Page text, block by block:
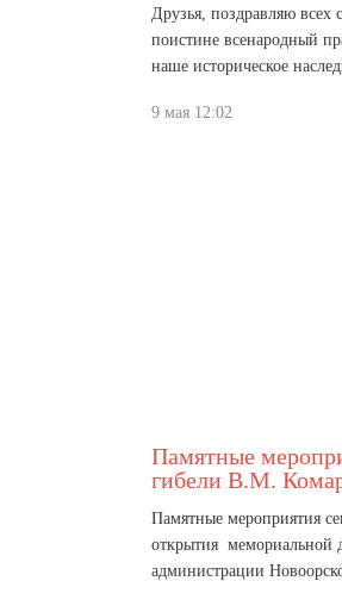
Друзья, поздравляю
поистине всенародный
наше историческое
9 мая 12:02
Памятные
гибели В.М.
Памятные мероприятия
открытия мемориальной
администрации